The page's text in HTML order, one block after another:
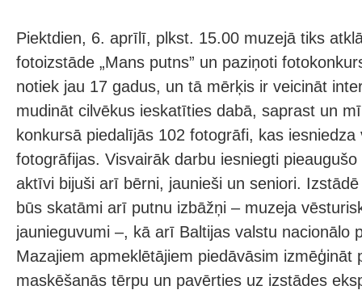
Piektdien, 6. aprīlī, plkst. 15.00 muzejā tiks
fotoizstāde „Mans putns” un paziņoti
notiek jau 17 gadus, un tā mērķis ir veicināt
mudināt cilvēkus ieskatīties dabā, saprast un
konkursā piedalījās 102 fotogrāfi, kas iesniedza
fotogrāfijas. Visvairāk darbu iesniegti
aktīvi bijuši arī bērni, jaunieši un seniori.
būs skatāmi arī putnu izbāžņi – muzeja
jaunieguvumi –, kā arī Baltijas valstu nacionālo
Mazajiem apmeklētājiem piedāvāsim izmēģināt
maskēšanās tērpu un pavērties uz izstādes